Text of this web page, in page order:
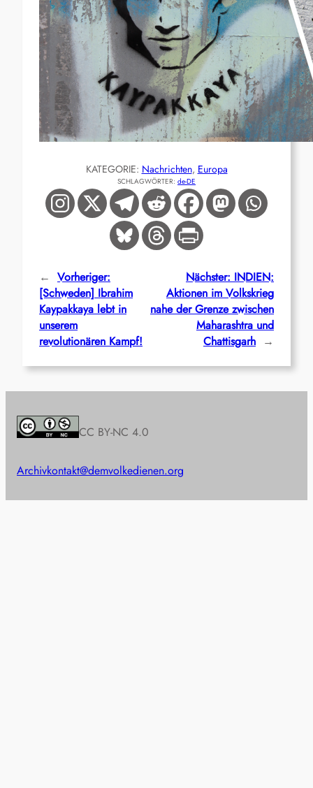
KATEGORIE: Nachrichten, Europa
SCHLAGWÖRTER: de-DE
← Vorheriger:
[Schweden] Ibrahim
Kaypakkaya lebt in
unserem
revolutionären Kampf!
Nächster: INDIEN:
Aktionen im Volkskrieg
nahe der Grenze zwischen
Maharashtra und
Chattisgarh →
CC BY-NC 4.0
Archivkontakt@demvolkedienen.org